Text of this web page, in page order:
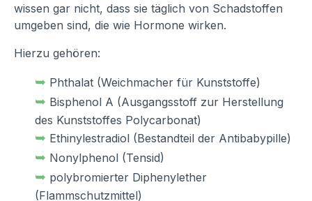
wissen gar nicht, dass sie täglich von Schadstoffen
umgeben sind, die wie Hormone wirken.
Hierzu gehören:
➥ Phthalat (Weichmacher für Kunststoffe)
➥ Bisphenol A (Ausgangsstoff zur Herstellung
des Kunststoffes Polycarbonat)
➥ Ethinylestradiol (Bestandteil der Antibabypille)
➥ Nonylphenol (Tensid)
➥ polybromierter Diphenylether
(Flammschutzmittel)